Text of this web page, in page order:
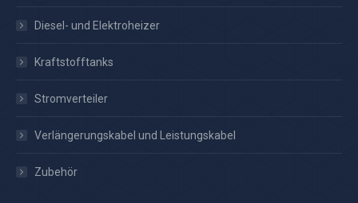
Diesel- und Elektroheizer
Kraftstofftanks
Stromverteiler
Verlängerungskabel und Leistungskabel
Zubehör